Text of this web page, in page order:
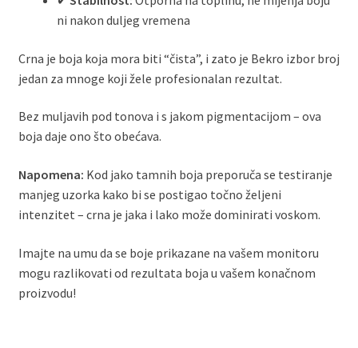
ni nakon duljeg vremena
Crna je boja koja mora biti “čista”, i zato je Bekro izbor broj
jedan za mnoge koji žele profesionalan rezultat.
Bez muljavih pod tonova i s jakom pigmentacijom – ova
boja daje ono što obećava.
Napomena: Kod jako tamnih boja preporuča se testiranje
manjeg uzorka kako bi se postigao točno željeni
intenzitet – crna je jaka i lako može dominirati voskom.
Imajte na umu da se boje prikazane na vašem monitoru
mogu razlikovati od rezultata boja u vašem konačnom
proizvodu!